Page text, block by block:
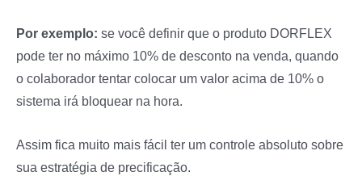
Por exemplo: se você definir que o produto DORFLEX
pode ter no máximo 10% de desconto na venda, quando
o colaborador tentar colocar um valor acima de 10% o
sistema irá bloquear na hora.
Assim fica muito mais fácil ter um controle absoluto sobre
sua estratégia de precificação.